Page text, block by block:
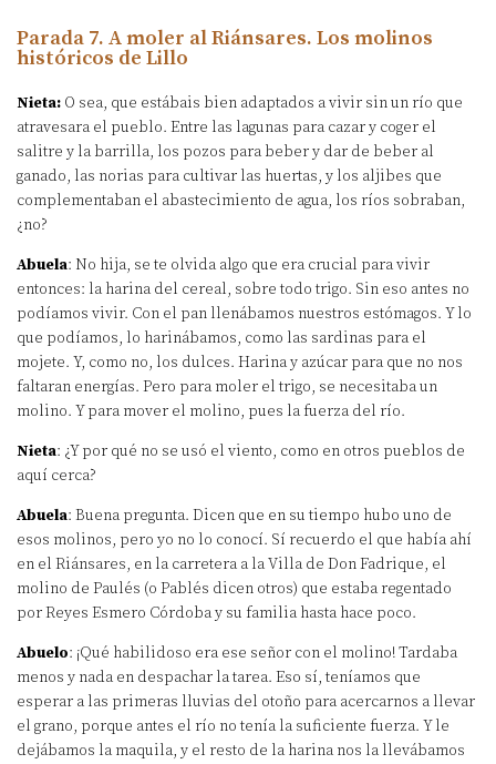
Parada 7. A moler al Riánsares. Los molinos
históricos de Lillo
Nieta: O sea, que estábais bien adaptados a vivir sin un río que
atravesara el pueblo. Entre las lagunas para cazar y coger el
salitre y la barrilla, los pozos para beber y dar de beber al
ganado, las norias para cultivar las huertas, y los aljibes que
complementaban el abastecimiento de agua, los ríos sobraban,
¿no?
Abuela: No hija, se te olvida algo que era crucial para vivir
entonces: la harina del cereal, sobre todo trigo. Sin eso antes no
podíamos vivir. Con el pan llenábamos nuestros estómagos. Y lo
que podíamos, lo harinábamos, como las sardinas para el
mojete. Y, como no, los dulces. Harina y azúcar para que no nos
faltaran energías. Pero para moler el trigo, se necesitaba un
molino. Y para mover el molino, pues la fuerza del río.
Nieta: ¿Y por qué no se usó el viento, como en otros pueblos de
aquí cerca?
Abuela: Buena pregunta. Dicen que en su tiempo hubo uno de
esos molinos, pero yo no lo conocí. Sí recuerdo el que había ahí
en el Riánsares, en la carretera a la Villa de Don Fadrique, el
molino de Paulés (o Pablés dicen otros) que estaba regentado
por Reyes Esmero Córdoba y su familia hasta hace poco.
Abuelo: ¡Qué habilidoso era ese señor con el molino! Tardaba
menos y nada en despachar la tarea. Eso sí, teníamos que
esperar a las primeras lluvias del otoño para acercarnos a llevar
el grano, porque antes el río no tenía la suficiente fuerza. Y le
dejábamos la maquila, y el resto de la harina nos la llevábamos